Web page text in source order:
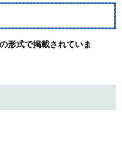
形式で掲載されていま